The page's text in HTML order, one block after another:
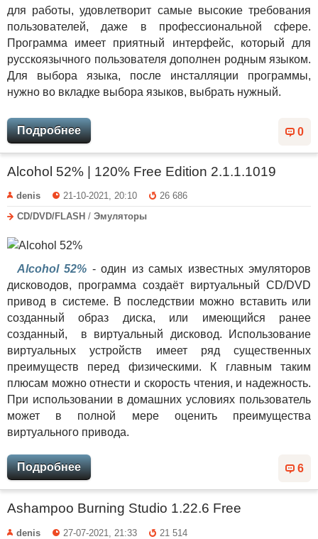
для работы, удовлетворит самые высокие требования
пользователей, даже в профессиональной сфере.
Программа имеет приятный интерфейс, который для
русскоязычного пользователя дополнен родным языком.
Для выбора языка, после инсталляции программы,
нужно во вкладке выбора языков, выбрать нужный.
0
Подробнее
Alcohol 52% | 120% Free Edition 2.1.1.1019
denis 21-10-2021, 20:10
26 686
CD/DVD/FLASH / Эмуляторы
Alcohol 52% - один из самых известных эмуляторов
дисководов, программа создаёт виртуальный CD/DVD
привод в системе. В последствии можно вставить или
созданный образ диска, или имеющийся ранее
созданный, в виртуальный дисковод. Использование
виртуальных устройств имеет ряд существенных
преимуществ перед физическими. К главным таким
плюсам можно отнести и скорость чтения, и надежность.
При использовании в домашних условиях пользователь
может в полной мере оценить преимущества
виртуального привода.
6
Подробнее
Ashampoo Burning Studio 1.22.6 Free
denis 27-07-2021, 21:33
21 514